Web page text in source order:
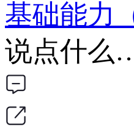
基础能力
说点什么